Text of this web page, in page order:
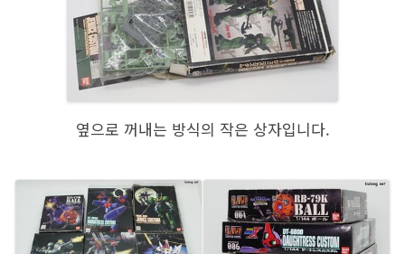
옆으로 꺼내는 방식의 작은 상자입니다.